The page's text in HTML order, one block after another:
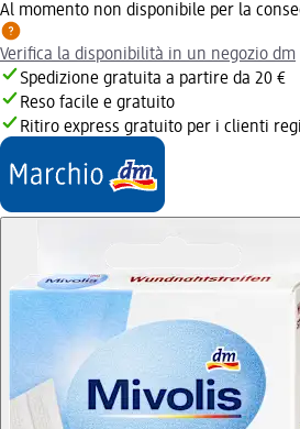
Al momento non disponibile per la
Verifica la disponibilità in un negozio dm
Spedizione gratuita a partire da 20 €
Reso facile e gratuito
Ritiro express gratuito per i clienti